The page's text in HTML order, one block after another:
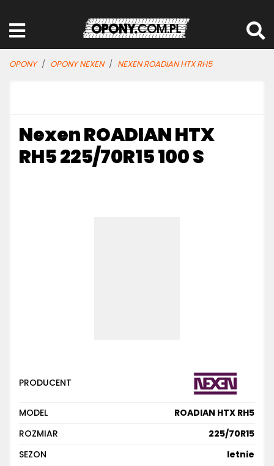
OPONY OPONY NEXEN NEXEN ROADIAN HTX RH5
Nexen ROADIAN HTX
RH5 225/70R15 100 S
PRODUCENT
MODEL
ROADIAN HTX RH5
ROZMIAR
225/70R15
SEZON
letnie